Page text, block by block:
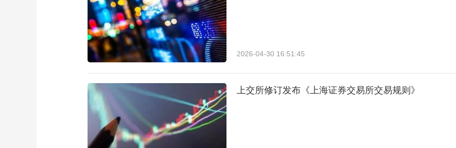
2026-04-30 16:51:45
上交所修订发布《上海证券交易所交易规则》